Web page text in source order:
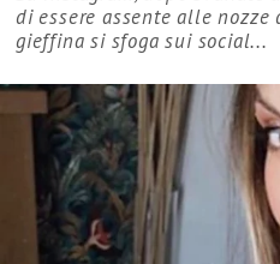
di essere assente alle nozze
gieffina si sfoga sui social...